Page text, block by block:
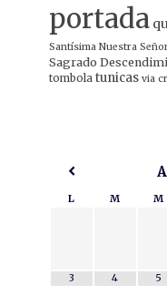
portada
Santísima Nuestra
Sagrado
tombola tunicas via
L M M
3 4 5